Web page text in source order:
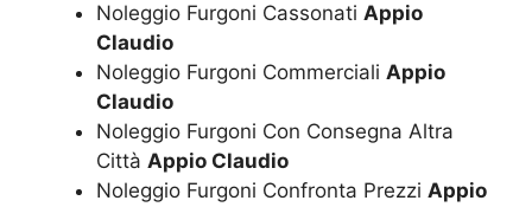
Noleggio Furgoni Cassonati Appio
Claudio
Noleggio Furgoni Commerciali Appio
Claudio
Noleggio Furgoni Con Consegna Altra
Città Appio Claudio
Noleggio Furgoni Confronta Prezzi Appio